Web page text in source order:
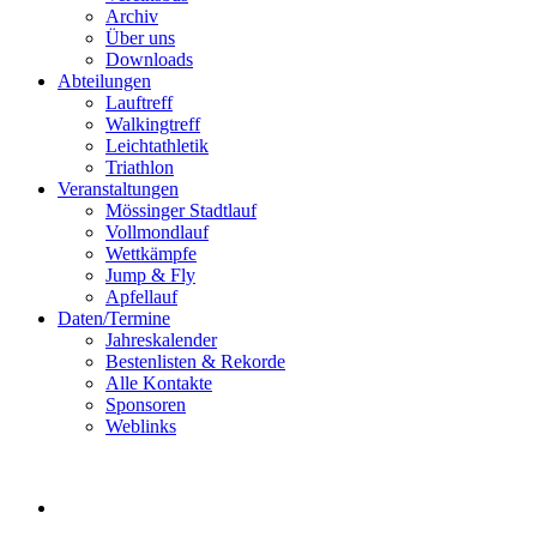
Archiv
Über uns
Downloads
Abteilungen
Lauftreff
Walkingtreff
Leichtathletik
Triathlon
Veranstaltungen
Mössinger Stadtlauf
Vollmondlauf
Wettkämpfe
Jump & Fly
Apfellauf
Daten/Termine
Jahreskalender
Bestenlisten & Rekorde
Alle Kontakte
Sponsoren
Weblinks